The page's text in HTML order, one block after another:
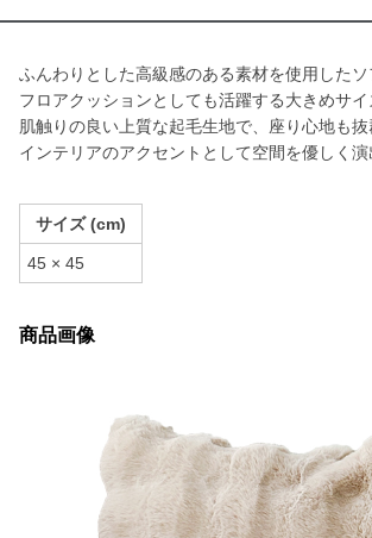
ふんわりとした高級感のある素材を使用したソ
フロアクッションとしても活躍する大きめサイ
肌触りの良い上質な起毛生地で、座り心地も抜
インテリアのアクセントとして空間を優しく演
サイズ (cm)
45 × 45
商品画像